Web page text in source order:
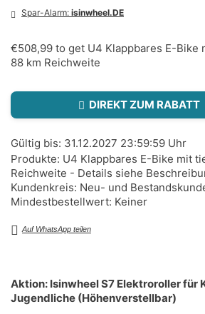
Spar-Alarm: isinwheel.DE
€508,99 to get U4 Klappbares E-Bike
88 km Reichweite
DIREKT ZUM RABATT
Gültig bis: 31.12.2027 23:59:59 Uhr
Produkte: U4 Klappbares E-Bike mit
Reichweite - Details siehe
Kundenkreis: Neu- und
Mindestbestellwert: Keiner
Auf WhatsApp teilen
Aktion: Isinwheel S7 Elektroroller für
Jugendliche (Höhenverstellbar)